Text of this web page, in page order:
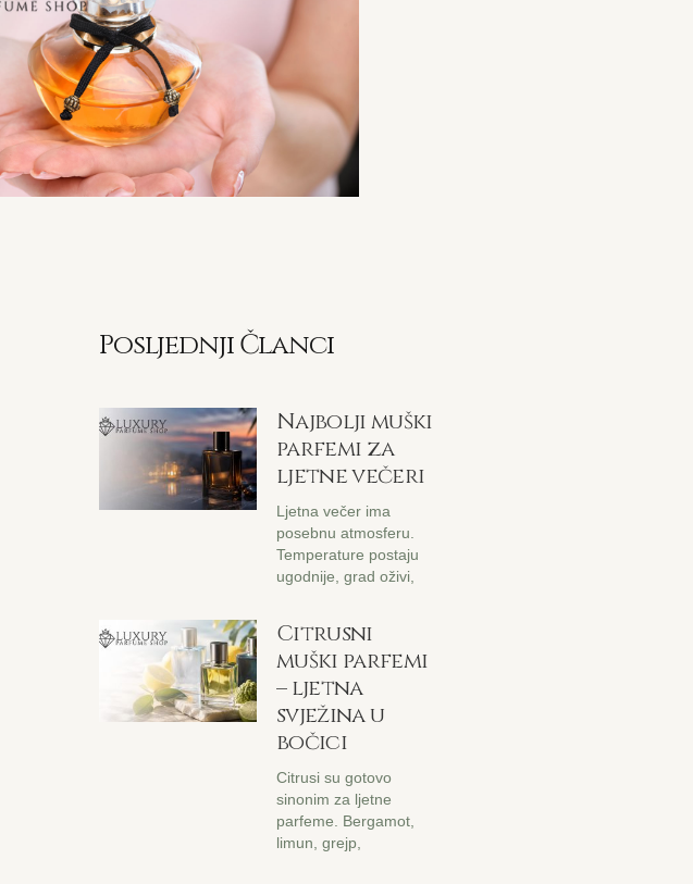
Posljednji Članci
Najbolji muški
parfemi za
ljetne večeri
Ljetna večer ima
posebnu atmosferu.
Temperature postaju
ugodnije, grad oživi,
Citrusni
muški parfemi
– ljetna
svježina u
bočici
Citrusi su gotovo
sinonim za ljetne
parfeme. Bergamot,
limun, grejp,